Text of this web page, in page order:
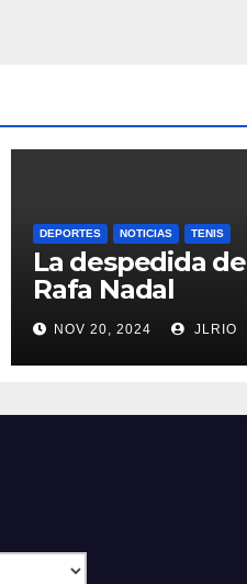
DEPORTES NOTICIAS TENIS
La despedida de
Rafa Nadal
NOV 20, 2024 JLRIO